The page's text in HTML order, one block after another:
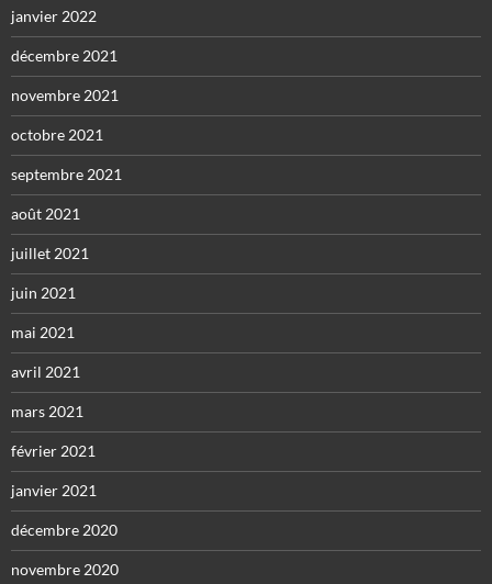
janvier 2022
décembre 2021
novembre 2021
octobre 2021
septembre 2021
août 2021
juillet 2021
juin 2021
mai 2021
avril 2021
mars 2021
février 2021
janvier 2021
décembre 2020
novembre 2020